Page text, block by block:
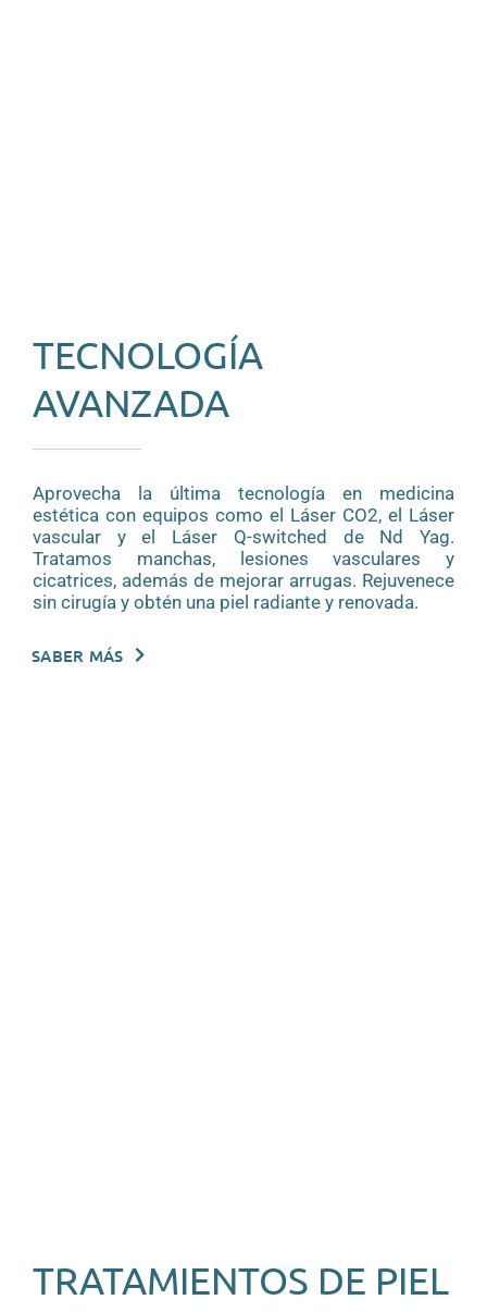
TECNOLOGÍA
AVANZADA
Aprovecha la última tecnología en medicina
estética con equipos como el Láser CO2, el Láser
vascular y el Láser Q-switched de Nd Yag.
Tratamos manchas, lesiones vasculares y
cicatrices, además de mejorar arrugas. Rejuvenece
sin cirugía y obtén una piel radiante y renovada.
SABER MÁS
TRATAMIENTOS DE PIEL